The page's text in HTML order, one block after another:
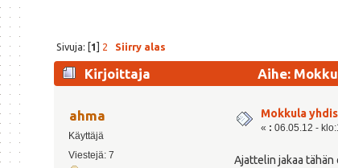
Sivuja: [1] 2 Siirry alas
Kirjoittaja Aihe:
ahma
Käyttäjä
Viestejä: 7
Mokkula
« : 06.05.12 -
Ajattelin jakaa